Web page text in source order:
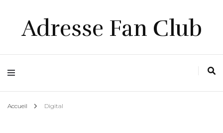
Adresse Fan Club
Accueil Digital